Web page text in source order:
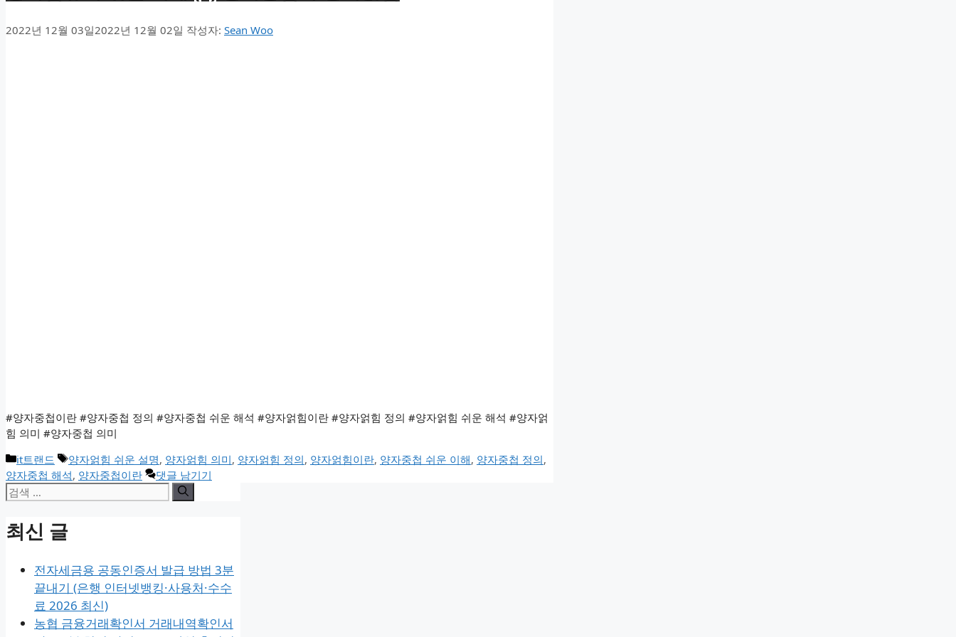
2022년 12월 03일2022년 12월 02일 작성자: Sean Woo
#양자중첩이란 #양자중첩 정의 #양자중첩 쉬운 해석 #양자얽힘이란 #양자얽힘 정의 #양자얽힘 쉬운 해석 #양자얽
힘 의미 #양자중첩 의미
카
테
고
리
it트랜드
태
그
양자얽힘 쉬운 설명, 양자얽힘 의미, 양자얽힘 정의, 양자얽힘이란, 양자중첩 쉬운 이해, 양자중첩 정의,
양자중첩 해석, 양자중첩이란 댓글 남기기
검
최신 글
전자세금용 공동인증서 발급 방법 3분
끝내기 (은행 인터넷뱅킹·사용처·수수
료 2026 최신)
농협 금융거래확인서 거래내역확인서